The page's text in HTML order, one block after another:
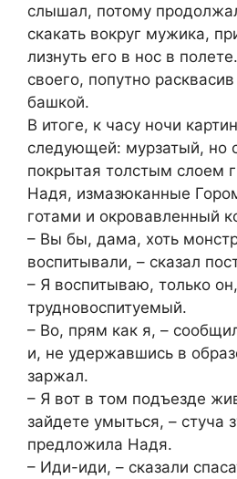
слышал, потому
скакать вокруг мужика,
лизнуть его в нос в
своего, попутно
башкой.
В итоге, к часу ночи
следующей: мурзатый, но
покрытая толстым слоем
Надя, измазюканные
готами и окровавленный
– Вы бы, дама, хоть
воспитывали, – сказал
– Я воспитываю, только
трудновоспитуемый.
– Во, прям как я, –
и, не удержавшись в
заржал.
– Я вот в том подъезде
зайдете умыться, – стуча
предложила Надя.
– Иди-иди, – сказали